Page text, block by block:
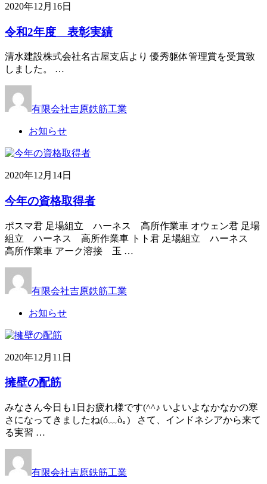
2020年12月16日
令和2年度 表彰実績
清水建設株式会社名古屋支店より 優秀躯体管理賞を受賞致
しました。 …
有限会社吉原鉄筋工業
お知らせ
2020年12月14日
今年の資格取得者
ポスマ君 足場組立 ハーネス 高所作業車 オウェン君 足場
組立 ハーネス 高所作業車 トト君 足場組立 ハーネス
高所作業車 アーク溶接 玉 …
有限会社吉原鉄筋工業
お知らせ
2020年12月11日
擁壁の配筋
みなさん今日も1日お疲れ様です(^^♪ いよいよなかなかの寒
さになってきましたね(ó﹏ò｡) さて、インドネシアから来て
る実習 …
有限会社吉原鉄筋工業